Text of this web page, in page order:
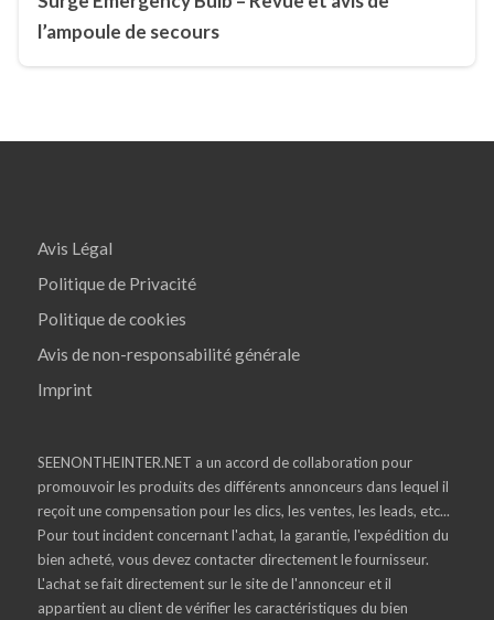
l’ampoule de secours
Avis Légal
Politique de Privacité
Politique de cookies
Avis de non-responsabilité générale
Imprint
SEENONTHEINTER.NET a un accord de collaboration pour
promouvoir les produits des différents annonceurs dans lequel il
reçoit une compensation pour les clics, les ventes, les leads, etc...
Pour tout incident concernant l'achat, la garantie, l'expédition du
bien acheté, vous devez contacter directement le fournisseur.
L'achat se fait directement sur le site de l'annonceur et il
appartient au client de vérifier les caractéristiques du bien